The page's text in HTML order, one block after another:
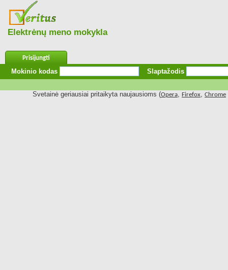
Elektrėnų meno mokykla
Prisijungti
Mokinio kodas Slaptažodis
Svetainė geriausiai pritaikyta naujausioms (Opera, Firefox, Chrome